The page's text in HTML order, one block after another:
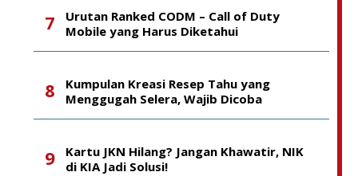
Urutan Ranked CODM – Call of Duty
Mobile yang Harus Diketahui
Kumpulan Kreasi Resep Tahu yang
Menggugah Selera, Wajib Dicoba
Kartu JKN Hilang? Jangan Khawatir, NIK
di KIA Jadi Solusi!